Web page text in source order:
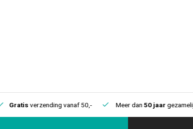
Gratisverzending vanaf 50,- Meer dan50 jaargezamelijke